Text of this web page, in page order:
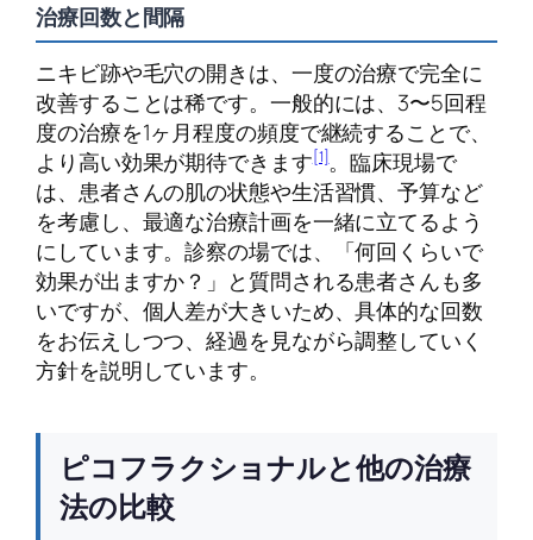
治療回数と間隔
ニキビ跡や毛穴の開きは、一度の治療で完全に
改善することは稀です。一般的には、3〜5回程
度の治療を1ヶ月程度の頻度で継続することで、
より高い効果が期待できます[1]。臨床現場で
は、患者さんの肌の状態や生活習慣、予算など
を考慮し、最適な治療計画を一緒に立てるよう
にしています。診察の場では、「何回くらいで
効果が出ますか？」と質問される患者さんも多
いですが、個人差が大きいため、具体的な回数
をお伝えしつつ、経過を見ながら調整していく
方針を説明しています。
ピコフラクショナルと他の治療
法の比較